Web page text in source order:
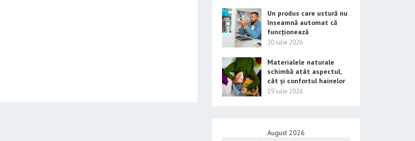
Un produs care ustură nu
înseamnă automat că
funcționează
20 iulie 2026
Materialele naturale
schimbă atât aspectul,
cât și confortul hainelor
19 iulie 2026
August 2026